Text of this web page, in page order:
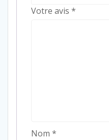
Votre avis *
Nom *